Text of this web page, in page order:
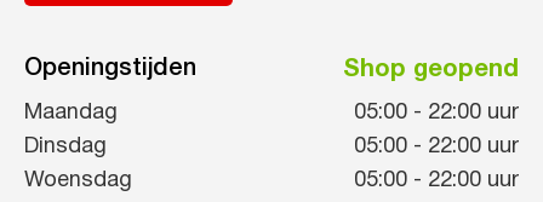
Openingstijden Shop geopend
Maandag 05:00 - 22:00 uur
Dinsdag
05:00 - 22:00 uur
Woensdag
05:00 - 22:00 uur